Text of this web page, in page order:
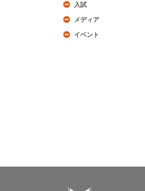
入試
メディア
イベント